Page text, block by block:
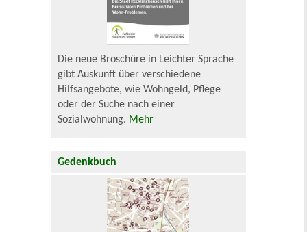
Die neue Broschüre in Leichter Sprache
gibt Auskunft über verschiedene
Hilfsangebote, wie Wohngeld, Pflege
oder der Suche nach einer
Sozialwohnung. Mehr
Gedenkbuch